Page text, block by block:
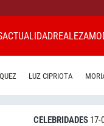
ACTUALIDADREALEZA
LUZ CIPRIOTA
CELEBRIDADES 17-